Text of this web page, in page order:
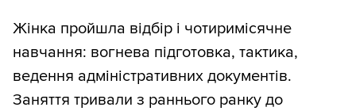
Жінка пройшла відбір і чотиримісячне
навчання: вогнева підготовка, тактика,
ведення адміністративних документів.
Заняття тривали з раннього ранку до